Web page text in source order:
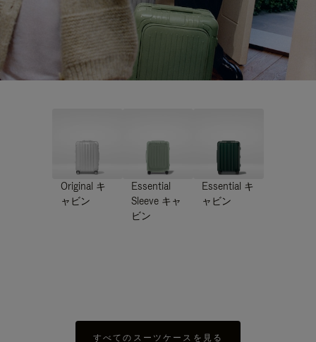
Original キ
ャビン
Essential
Sleeve キャ
ビン
Essential キ
ャビン
すべてのスーツケースを見る